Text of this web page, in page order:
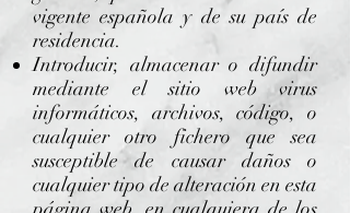
vigente española y de su país de
residencia.
Introducir, almacenar o difundir
mediante el sitio web virus
informáticos, archivos, código, o
cualquier otro fichero que sea
susceptible de causar daños o
cualquier tipo de alteración en esta